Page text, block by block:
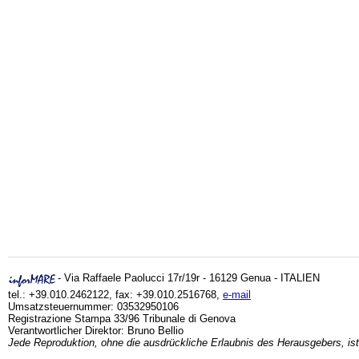
- Via Raffaele Paolucci 17r/19r - 16129 Genua - ITALIEN
tel.: +39.010.2462122, fax: +39.010.2516768, e-mail
Umsatzsteuernummer: 03532950106
Registrazione Stampa 33/96 Tribunale di Genova
Verantwortlicher Direktor: Bruno Bellio
Jede Reproduktion, ohne die ausdrückliche Erlaubnis des Herausgebers,